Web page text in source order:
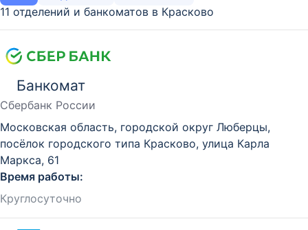
11 отделений и банкоматов в Красково
Банкомат
Сбербанк России
Московская область, городской округ Люберцы,
посёлок городского типа Красково, улица Карла
Маркса, 61
Время работы:
Круглосуточно